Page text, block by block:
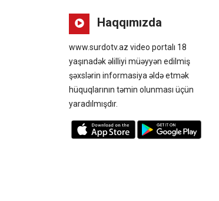
Haqqımızda
www.surdotv.az video portalı 18
yaşınadək əlilliyi müəyyən edilmiş
şəxslərin informasiya əldə etmək
hüquqlarının təmin olunması üçün
yaradılmışdır.